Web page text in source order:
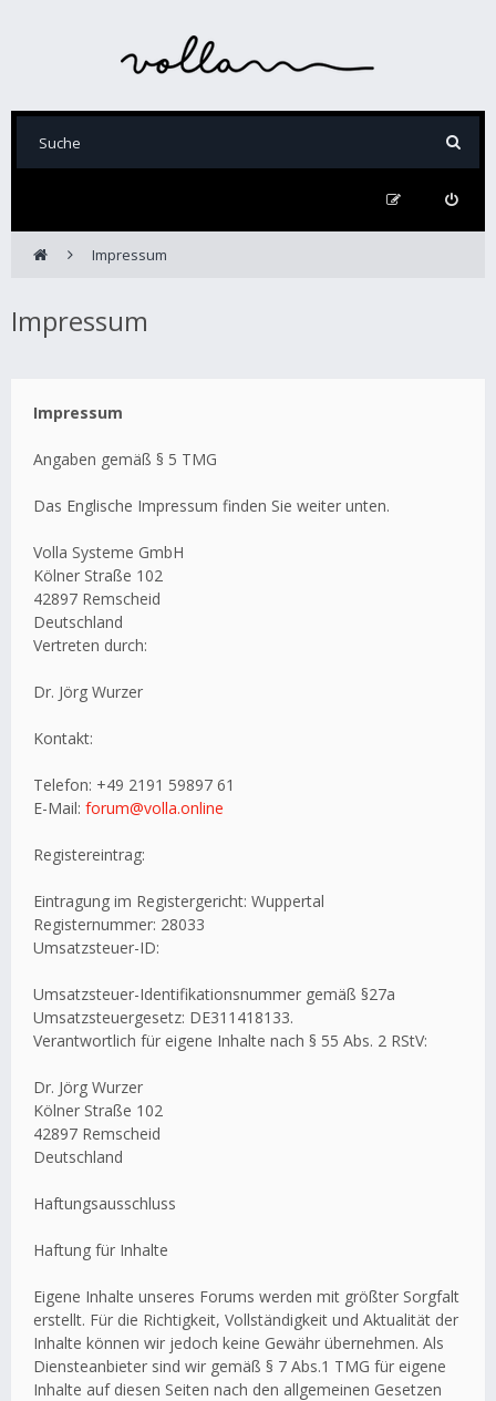
Impressum
Impressum
Impressum
Angaben gemäß § 5 TMG
Das Englische Impressum finden Sie weiter unten.
Volla Systeme GmbH
Kölner Straße 102
42897 Remscheid
Deutschland
Vertreten durch:
Dr. Jörg Wurzer
Kontakt:
Telefon: +49 2191 59897 61
E-Mail: forum@volla.online
Registereintrag:
Eintragung im Registergericht: Wuppertal
Registernummer: 28033
Umsatzsteuer-ID:
Umsatzsteuer-Identifikationsnummer gemäß §27a
Umsatzsteuergesetz: DE311418133.
Verantwortlich für eigene Inhalte nach § 55 Abs. 2 RStV:
Dr. Jörg Wurzer
Kölner Straße 102
42897 Remscheid
Deutschland
Haftungsausschluss
Haftung für Inhalte
Eigene Inhalte unseres Forums werden mit größter Sorgfalt
erstellt. Für die Richtigkeit, Vollständigkeit und Aktualität der
Inhalte können wir jedoch keine Gewähr übernehmen. Als
Diensteanbieter sind wir gemäß § 7 Abs.1 TMG für eigene
Inhalte auf diesen Seiten nach den allgemeinen Gesetzen